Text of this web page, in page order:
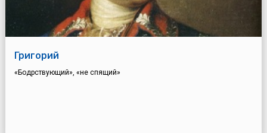
Григорий
«Бодрствующий», «не спящий»